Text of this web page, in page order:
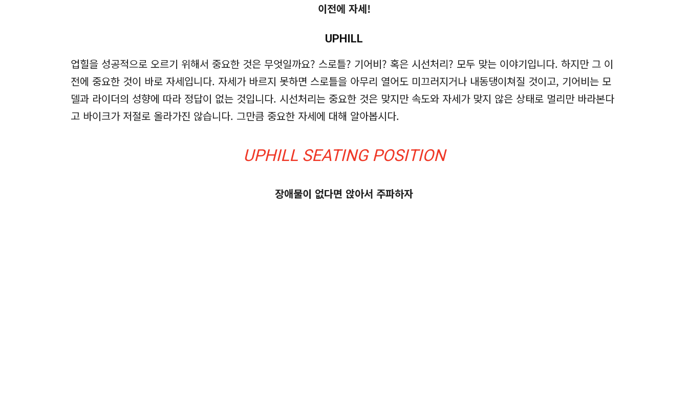
이전에 자세!
UPHILL
업힐을 성공적으로 오르기 위해서 중요한 것은 무엇일까요? 스로틀? 기어비? 혹은 시선처리? 모두 맞는 이야기입니다. 하지만 그 이
전에 중요한 것이 바로 자세입니다. 자세가 바르지 못하면 스로틀을 아무리 열어도 미끄러지거나 내동댕이쳐질 것이고, 기어비는 모
델과 라이더의 성향에 따라 정답이 없는 것입니다. 시선처리는 중요한 것은 맞지만 속도와 자세가 맞지 않은 상태로 멀리만 바라본다
고 바이크가 저절로 올라가진 않습니다. 그만큼 중요한 자세에 대해 알아봅시다.
UPHILL SEATING POSITION
장애물이 없다면 앉아서 주파하자